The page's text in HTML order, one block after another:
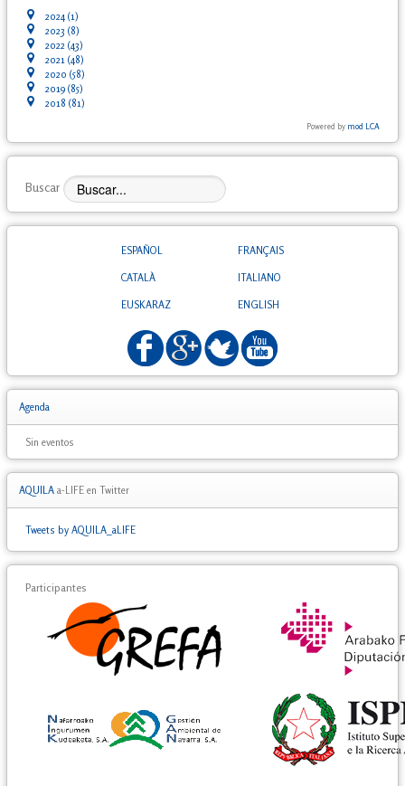
2024 (1)
2023 (8)
2022 (43)
2021 (48)
2020 (58)
2019 (85)
2018 (81)
Powered by mod LCA
Buscar
ESPAÑOL
CATALÀ
EUSKARAZ
FRANÇAIS
ITALIANO
ENGLISH
Agenda
Sin eventos
AQUILA a-LIFE en Twitter
Tweets by AQUILA_aLIFE
Participantes